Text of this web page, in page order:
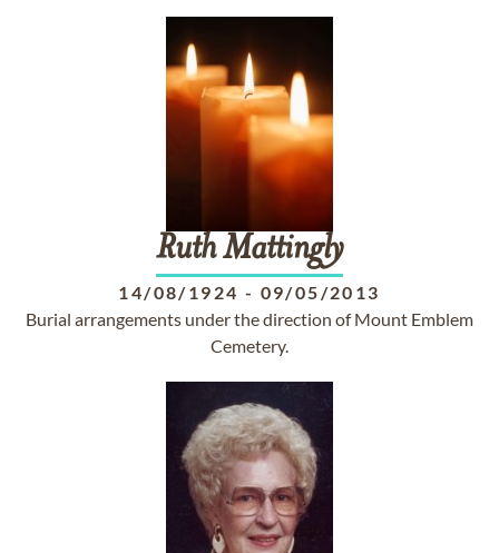
RuthMattingly
14/08/1924 - 09/05/2013
Burial arrangements under the direction of Mount Emblem
Cemetery.